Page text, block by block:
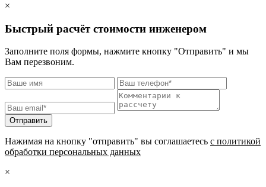
×
Быстрый расчёт стоимости инженером
Заполните поля формы, нажмите кнопку "Отправить" и мы
Вам перезвоним.
Нажимая на кнопку "отправить" вы соглашаетесь с политикой
обработки персональных данных
×